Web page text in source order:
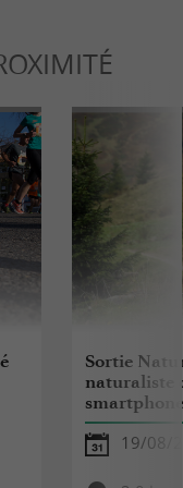
Sortie
naturaliste
19/08/